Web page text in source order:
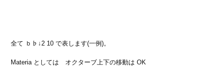
全て ｂ♭↓2 10 で表します(一例)。
Materia としては オクターブ上下の移動は OK